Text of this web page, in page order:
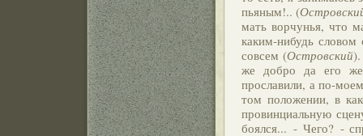
пьяным!.. (
мать ворчунья, что
каким-нибудь словом
совсем (Островский
же добро да его же
прославили, а по-
том положении, в
провинциальную
боялся... - Чего? -